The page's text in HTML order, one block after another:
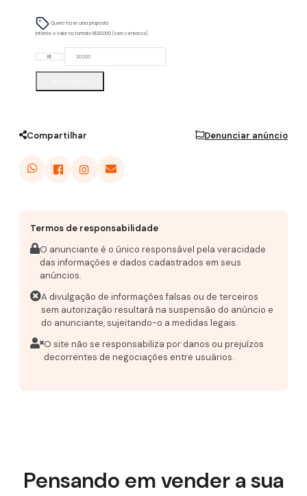
Quero fazer uma proposta
Informe o valor no formato R$20.000 (sem centavos).
R$
Compartilhar Denunciar anúncio
Termos de responsabilidade
O anunciante é o único responsável pela veracidade
das informações e dados cadastrados em seus
anúncios.
A divulgação de informações falsas ou de terceiros
sem autorização resultará na suspensão do anúncio e
do anunciante, sujeitando-o a medidas legais.
O site não se responsabiliza por danos ou prejuízos
decorrentes de negociações entre usuários.
Pensando em vender a sua